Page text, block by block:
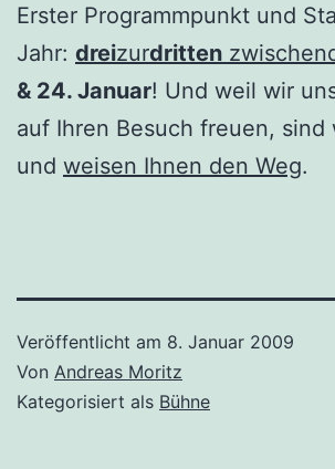
Erster Programmpunkt und
Jahr: dreizurdritten
& 24. Januar! Und weil wir
auf Ihren Besuch freuen, sind
und weisen Ihnen den Weg.
Veröffentlicht am 8. Januar 2009
Von Andreas Moritz
Kategorisiert als Bühne